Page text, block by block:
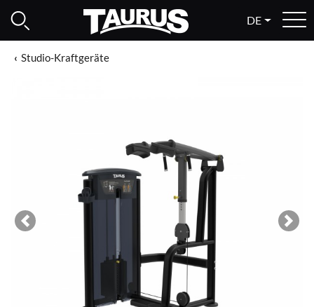
DE
Studio-Kraftgeräte
Previous Next